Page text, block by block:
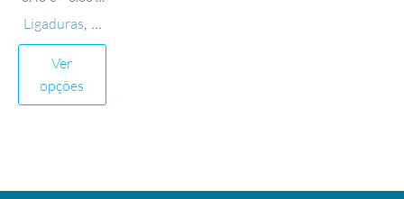
com IVA
Ligaduras, M
aterial de
Penso
Ver
opções